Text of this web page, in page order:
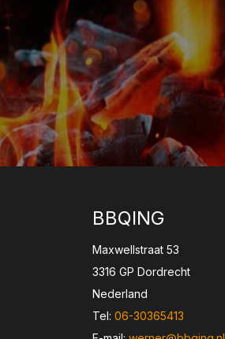
BBQING
Maxwellstraat 53
3316 GP Dordrecht
Nederland
Tel: 06-30365413